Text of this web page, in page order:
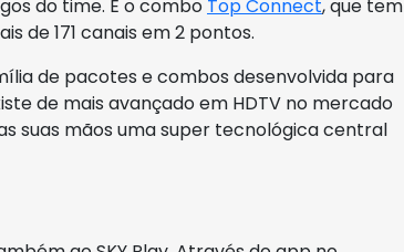
do time. É o combo Top Connect, que tem
de 171 canais em 2 pontos.
de pacotes e combos desenvolvida para
de mais avançado em HDTV no mercado
suas mãos uma super tecnológica central